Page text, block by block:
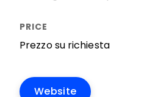
Prezzo su richiesta
Website